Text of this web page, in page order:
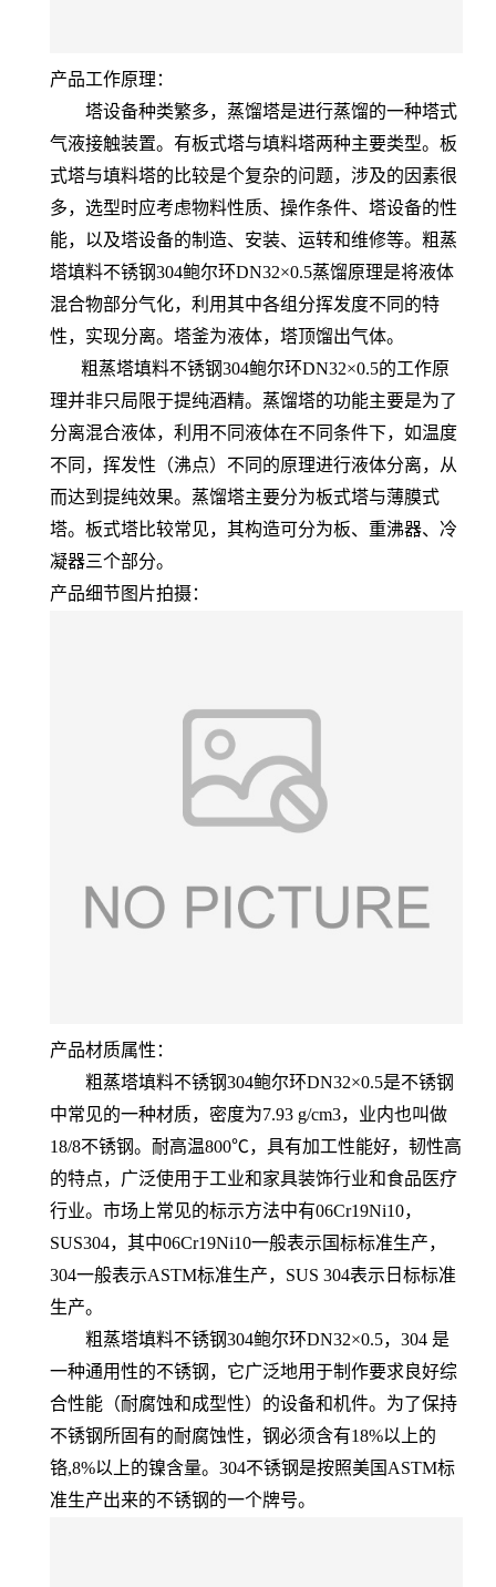
产品工作原理：
塔设备种类繁多，蒸馏塔是进行蒸馏的一种塔式
气液接触装置。有板式塔与填料塔两种主要类型。板
式塔与填料塔的比较是个复杂的问题，涉及的因素很
多，选型时应考虑物料性质、操作条件、塔设备的性
能，以及塔设备的制造、安装、运转和维修等。粗蒸
塔填料不锈钢304鲍尔环DN32×0.5蒸馏原理是将液体
混合物部分气化，利用其中各组分挥发度不同的特
性，实现分离。塔釜为液体，塔顶馏出气体。
粗蒸塔填料不锈钢304鲍尔环DN32×0.5的工作原
理并非只局限于提纯酒精。蒸馏塔的功能主要是为了
分离混合液体，利用不同液体在不同条件下，如温度
不同，挥发性（沸点）不同的原理进行液体分离，从
而达到提纯效果。蒸馏塔主要分为板式塔与薄膜式
塔。板式塔比较常见，其构造可分为板、重沸器、冷
凝器三个部分。
产品细节图片拍摄：
产品材质属性：
粗蒸塔填料不锈钢304鲍尔环DN32×0.5是不锈钢
中常见的一种材质，密度为7.93 g/cm3，业内也叫做
18/8不锈钢。耐高温800℃，具有加工性能好，韧性高
的特点，广泛使用于工业和家具装饰行业和食品医疗
行业。市场上常见的标示方法中有06Cr19Ni10，
SUS304，其中06Cr19Ni10一般表示国标标准生产，
304一般表示ASTM标准生产，SUS 304表示日标标准
生产。
粗蒸塔填料不锈钢304鲍尔环DN32×0.5，304 是
一种通用性的不锈钢，它广泛地用于制作要求良好综
合性能（耐腐蚀和成型性）的设备和机件。为了保持
不锈钢所固有的耐腐蚀性，钢必须含有18%以上的
铬,8%以上的镍含量。304不锈钢是按照美国ASTM标
准生产出来的不锈钢的一个牌号。